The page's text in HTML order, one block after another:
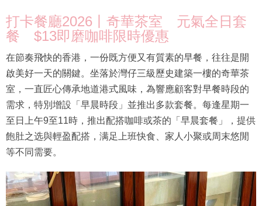
打卡餐廳2026丨奇華茶室 元氣全日套
餐 $13即磨咖啡限時優惠
在節奏飛快的香港，一份既方便又有質素的早餐，往往是開
啟美好一天的關鍵。坐落於灣仔三級歷史建築一樓的奇華茶
室，一直匠心傳承地道港式風味，為響應顧客對早餐時段的
需求，特別增設「早晨時段」並推出多款套餐。每逢星期一
至日上午9至11時，推出配搭咖啡或茶的「早晨套餐」，提供
飽肚之选與輕盈配搭，满足上班快食、家人小聚或周末悠閒
等不同需要。